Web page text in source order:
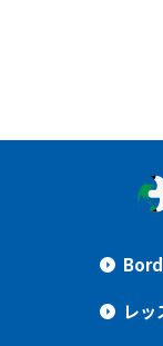
レッ